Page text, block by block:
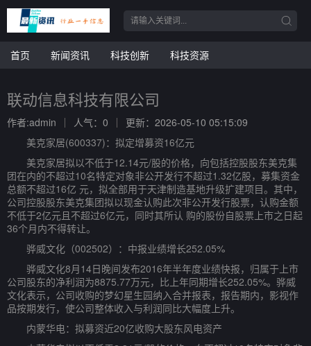
首页 新闻资讯 科技创新 科技资源
联动信息科技有限公司
作者:admin 人气：0
更新：2026-05-10 05:15:09
美克家居(600337)：拟定增募资16亿元
美克家居拟以不低于12.14元/股的价格，向包括控股股东美克集
团在内的不超过10名特定对象非公开发行不超过1.32亿股，募集资金
总额不超过16亿 元，拟全部用于天津制造基地升级扩建项目。其中，
公司控股股东美克集团拟以现金认购此次非公开发行股票，认购金额
不低于2亿元且不超过6亿元，同时其所认 购的股份自股票上市之日起
36个月内不得转让。
骅威文化（002502）：中报业绩增长252.05%
骅威文化8月14日晚间发布2016年半年度业绩快报，归属于上市
公司股东的净利润为8875.77万元，比上年同期增长252.05%。骅威
文化表示，公司收购的梦幻星生园纳入合并报表，报告期内，影视作
品按期发行，使公司整体收入与利润同比大幅度上升。
内蒙华电：拟募资近20亿收购大股东风电资产